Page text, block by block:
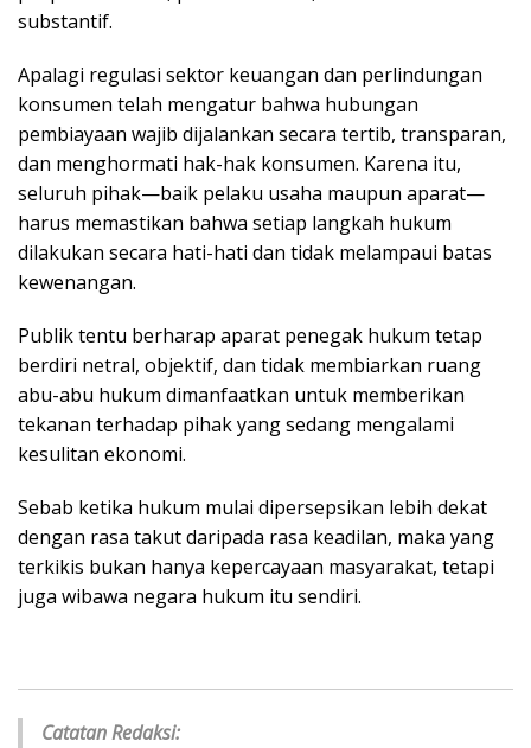
substantif.
Apalagi regulasi sektor keuangan dan perlindungan
konsumen telah mengatur bahwa hubungan
pembiayaan wajib dijalankan secara tertib, transparan,
dan menghormati hak-hak konsumen. Karena itu,
seluruh pihak—baik pelaku usaha maupun aparat—
harus memastikan bahwa setiap langkah hukum
dilakukan secara hati-hati dan tidak melampaui batas
kewenangan.
Publik tentu berharap aparat penegak hukum tetap
berdiri netral, objektif, dan tidak membiarkan ruang
abu-abu hukum dimanfaatkan untuk memberikan
tekanan terhadap pihak yang sedang mengalami
kesulitan ekonomi.
Sebab ketika hukum mulai dipersepsikan lebih dekat
dengan rasa takut daripada rasa keadilan, maka yang
terkikis bukan hanya kepercayaan masyarakat, tetapi
juga wibawa negara hukum itu sendiri.
Catatan Redaksi: